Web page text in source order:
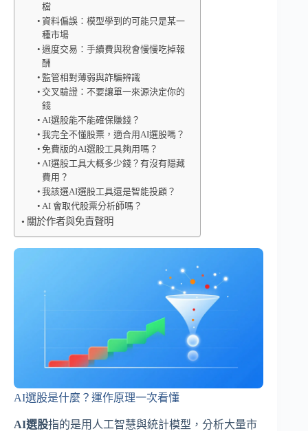
檔
資料偏誤：模型學到的可能只是某一
種市場
過度交易：手續費與稅會慢慢吃掉報
酬
監管相對薄弱與詐騙辨識
交叉驗證：不要讓單一來源決定你的
錢
AI選股能不能確保賺錢？
我完全不懂股票，適合用AI選股嗎？
免費版的AI選股工具夠用嗎？
AI選股工具大概多少錢？有沒有隱藏
費用？
我該選AI選股工具還是智能投顧？
AI 會取代股票分析師嗎？
關於作者與免責聲明
AI選股是什麼？運作原理一次看懂
AI選股指的是用人工智慧與統計模型，分析大量市